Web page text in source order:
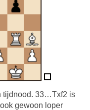
tijdnood. 33…Txf2 is
gewoon loper